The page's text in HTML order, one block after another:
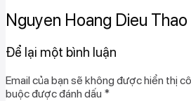
Nguyen Hoang Dieu
Để lại một bình luận
Email của bạn sẽ không được hiển thị
buộc được đánh dấu *